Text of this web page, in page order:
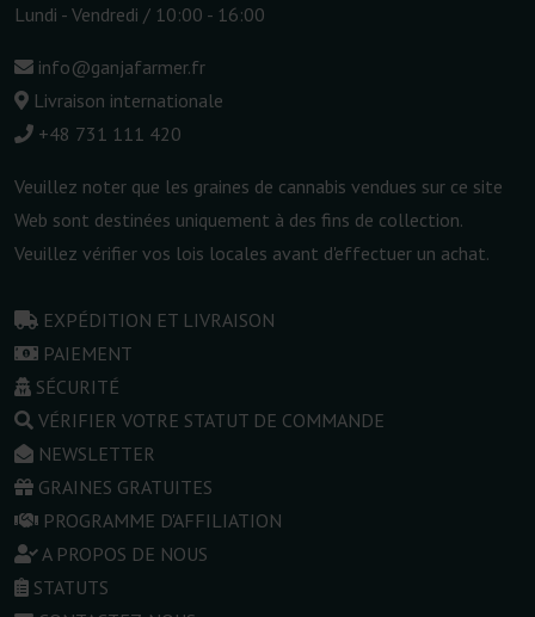
Lundi - Vendredi / 10:00 - 16:00
info@ganjafarmer.fr
Livraison internationale
+48 731 111 420
Veuillez noter que les graines de cannabis vendues sur ce site
Web sont destinées uniquement à des fins de collection.
Veuillez vérifier vos lois locales avant d'effectuer un achat.
EXPÉDITION ET LIVRAISON
PAIEMENT
SÉCURITÉ
VÉRIFIER VOTRE STATUT DE COMMANDE
NEWSLETTER
GRAINES GRATUITES
PROGRAMME D'AFFILIATION
A PROPOS DE NOUS
STATUTS